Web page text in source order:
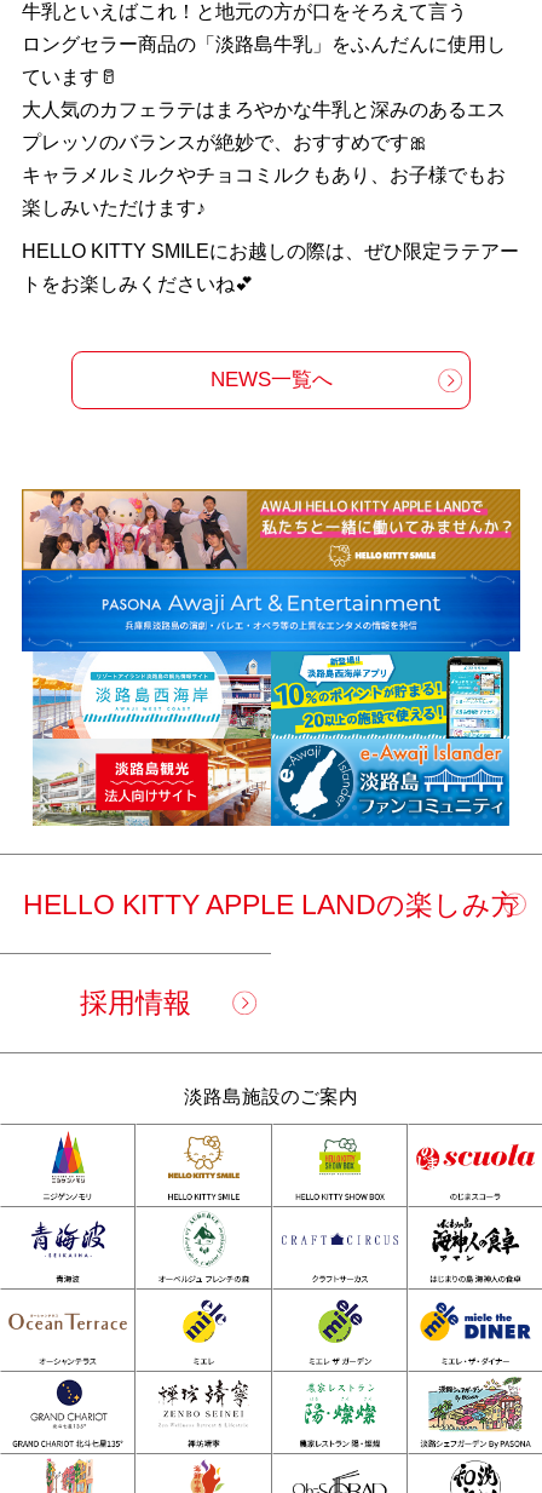
牛乳といえばこれ！と地元の方が口をそろえて言う
ロングセラー商品の「淡路島牛乳」をふんだんに使用し
ています🥛
大人気のカフェラテはまろやかな牛乳と深みのあるエス
プレッソのバランスが絶妙で、おすすめです🎀
キャラメルミルクやチョコミルクもあり、お子様でもお
楽しみいただけます♪
HELLO KITTY SMILEにお越しの際は、ぜひ限定ラテアー
トをお楽しみくださいね💕
NEWS一覧へ
HELLO KITTY APPLE LANDの楽しみ方
採用情報
淡路島施設のご案内